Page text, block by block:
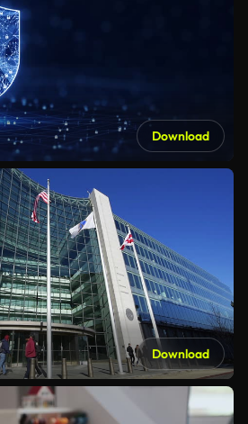
Download
Download